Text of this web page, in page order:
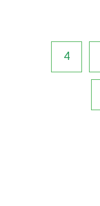
4